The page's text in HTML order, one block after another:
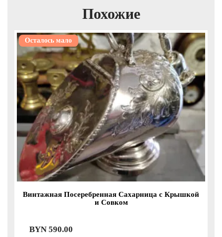
Похожие
Осталось мало
Винтажная Посеребренная Сахарница с Крышкой
и Совком
BYN590.00